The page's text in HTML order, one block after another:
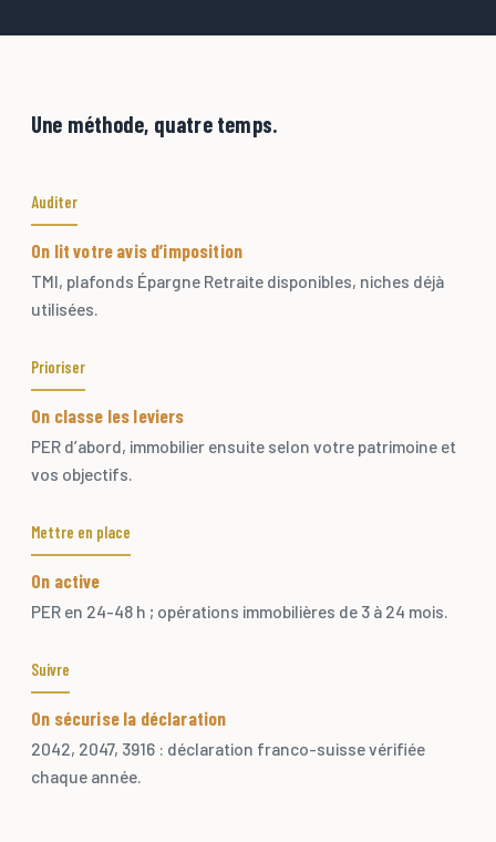
Une méthode, quatre temps.
Auditer
On lit votre avis d’imposition
TMI, plafonds Épargne Retraite disponibles, niches déjà
utilisées.
Prioriser
On classe les leviers
PER d’abord, immobilier ensuite selon votre patrimoine et
vos objectifs.
Mettre en place
On active
PER en 24-48 h ; opérations immobilières de 3 à 24 mois.
Suivre
On sécurise la déclaration
2042, 2047, 3916 : déclaration franco-suisse vérifiée
chaque année.